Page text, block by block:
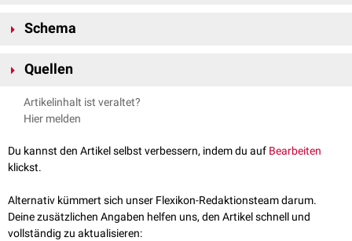
und fördert dadurch die Entgiftung von
Schema
Schritt
1 (Bolus)
15 bis 60
min
2
3
16
Stunden
100 mg/kgKG in 1.000 ml G5 oder NaCl
Hinweis: Diese Dosierungsangaben können Fehler enthalten.
Ausschlaggebend ist die Dosierungsempfehlung in der
Herstellerinformation
Mögliche Nebenwirkung
Blutdruckabfall.
Quellen
K. Faber, C. Reichert, Ch. Rauber‐Lüthy: Paracetamolvergiftung:
Wiederholte Einnahme ToxInfo Suisse, Stand Mai 2013, abgerufen
Artikelinhalt ist veraltet?
Hier melden
Du kannst den Artikel selbst verbessern, indem du auf Bearbeiten
klickst.
Alternativ kümmert sich unser Flexikon-Redaktionsteam darum.
Deine zusätzlichen Angaben helfen uns, den Artikel schnell und
vollständig zu aktualisieren: